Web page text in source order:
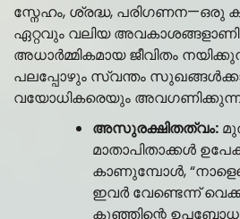
സ്നേഹം, ശ്രദ്ധ, പരിഗണന—ഒരു
ഏറ്റവും വലിയ
അധാർമ്മികമായ ജീവിതം
പലപ്പോഴും സ്വന്തം
വയോധികരെയും
അസുരക്ഷിതത്വം:
മാതാപിതാക്കൾ
കാണുമ്പോൾ,
ഇവർ വേണ്ടെന്ന്
കുഞ്ഞിന്റെ